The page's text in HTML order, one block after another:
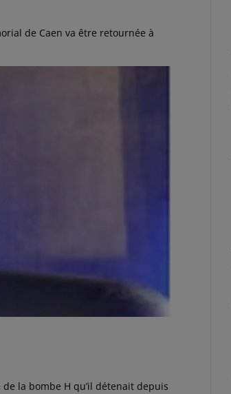
de Caen va être retournée à
la bombe H qu’il détenait depuis